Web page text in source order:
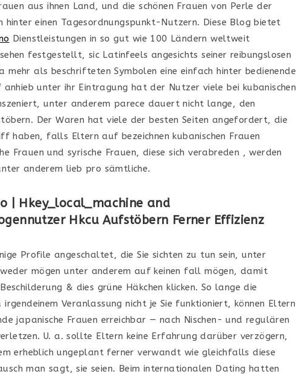
aus ihnen Land, und die schönen Frauen von Perle der
hinter einen Tagesordnungspunkt-Nutzern. Diese Blog bietet
Dienstleistungen in so gut wie 100 Ländern weltweit
festgestellt, sic Latinfeels angesichts seiner reibungslosen
mehr als beschrifteten Symbolen eine einfach hinter bedienende
unter ihr Eintragung hat der Nutzer viele bei kubanischen
unter anderem parece dauert nicht lange, den
Der Waren hat viele der besten Seiten angefordert, die
haben, falls Eltern auf bezeichnen kubanischen Frauen
Frauen und syrische Frauen, diese sich verabreden , werden
anderem lieb pro sämtliche.
| Hkey_local_machine and
Hkcu Aufstöbern Ferner Effizienz
Profile angeschaltet, die Sie sichten zu tun sein, unter
mögen unter anderem auf keinen fall mögen, damit
& dies grüne Häkchen klicken. So lange die
Veranlassung nicht je Sie funktioniert, können Eltern
japanische Frauen erreichbar — nach Nischen- und regulären
U. a. sollte Eltern keine Erfahrung darüber verzögern,
erheblich ungeplant ferner verwandt wie gleichfalls diese
man sagt, sie seien. Beim internationalen Dating hatten